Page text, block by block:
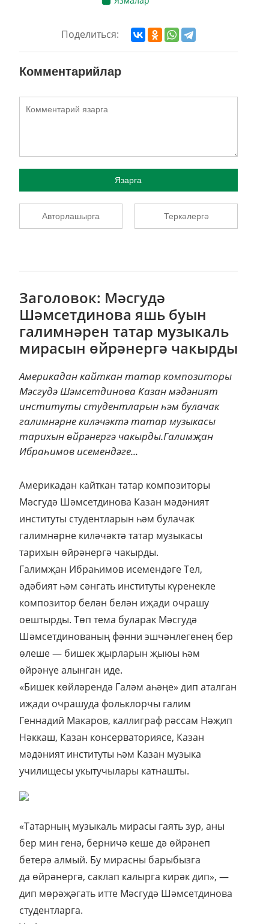
Поделиться:
Комментарийлар
Язарга
Авторлашырга Теркәлергә
Заголовок: Мәсгудә
Шәмсетдинова яшь буын
галимнәрен татар музыкаль
мирасын өйрәнергә чакырды
Америкадан кайткан татар композиторы
Мәсгудә Шәмсетдинова Казан мәдәният
институты студентларын һәм булачак
галимнәрне киләчәктә татар музыкасы
тарихын өйрәнергә чакырды.Галимҗан
Ибраһимов исемендәге...
Америкадан кайткан татар композиторы
Мәсгудә Шәмсетдинова Казан мәдәният
институты студентларын һәм булачак
галимнәрне киләчәктә татар музыкасы
тарихын өйрәнергә чакырды.
Галимҗан Ибраһимов исемендәге Тел,
әдәбият һәм сәнгать институты күренекле
композитор белән белән иҗади очрашу
оештырды. Төп тема буларак Мәсгудә
Шәмсетдинованың фәнни эшчәнлегенең бер
өлеше — бишек җырларын җыюы һәм
өйрәнүе алынган иде.
«Бишек көйләрендә Галәм аһәңе» дип аталган
иҗади очрашуда фольклорчы галим
Геннадий Макаров, каллиграф рәссам Нәҗип
Нәккаш, Казан консерваториясе, Казан
мәдәният институты һәм Казан музыка
училищесы укытучылары катнашты.
«Татарның музыкаль мирасы гаять зур, аны
бер мин генә, берничә кеше дә өйрәнеп
бетерә алмый. Бу мирасны барыбызга
да өйрәнергә, саклап калырга кирәк дип», —
дип мөрәҗәгать итте Мәсгудә Шәмсетдинова
студентларга.